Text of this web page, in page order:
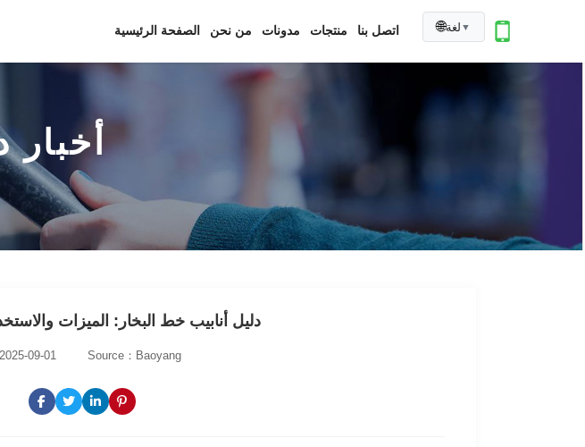
الصفحة الرئيسية من نحن مدونات منتجات اتصل بنا 🌐لغة ▼
أخبار
دليل أنابيب خط البخار: الميزات
2025-09-01 Source：Baoyang